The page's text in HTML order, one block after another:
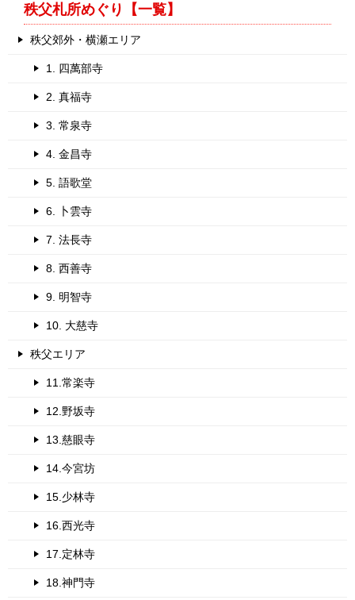
秩父札所めぐり【一覧】
秩父郊外・横瀬エリア
1. 四萬部寺
2. 真福寺
3. 常泉寺
4. 金昌寺
5. 語歌堂
6. 卜雲寺
7. 法長寺
8. 西善寺
9. 明智寺
10. 大慈寺
秩父エリア
11.常楽寺
12.野坂寺
13.慈眼寺
14.今宮坊
15.少林寺
16.西光寺
17.定林寺
18.神門寺